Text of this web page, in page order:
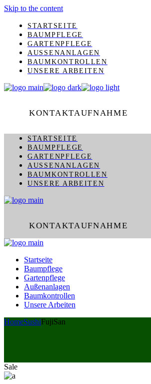
Skip to the content
STARTSEITE
BAUMPFLEGE
GARTENPFLEGE
AUSSENANLAGEN
BAUMKONTROLLEN
UNSERE ARBEITEN
KONTAKTAUFNAHME
STARTSEITE
BAUMPFLEGE
GARTENPFLEGE
AUSSENANLAGEN
BAUMKONTROLLEN
UNSERE ARBEITEN
KONTAKTAUFNAHME
Startseite
Baumpflege
Gartenpflege
Außenanlagen
Baumkontrollen
Unsere Arbeiten
HomeSushiFujiSan
Sale